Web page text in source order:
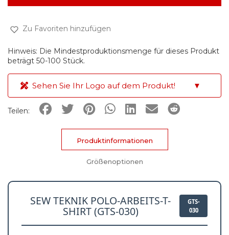
Zu Favoriten hinzufügen
Hinweis: Die Mindestproduktionsmenge für dieses Produkt
beträgt 50-100 Stück.
Sehen Sie Ihr Logo auf dem Produkt! ▼
Teilen:
Produktinformationen
Größenoptionen
SEW TEKNIK POLO-ARBEITS-T-
SHIRT (GTS-030)
GTS-
030